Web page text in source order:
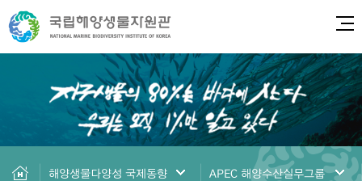
해양생물다양성 국제동향 APEC 해양수산실무그룹